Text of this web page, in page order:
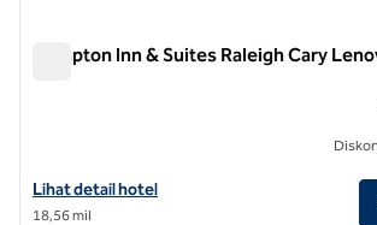
Hampton Inn & Suites Raleigh Cary
Lihat detail hotel untuk Hampton Inn & Suites
Lihat detail hotel
18,56 mil